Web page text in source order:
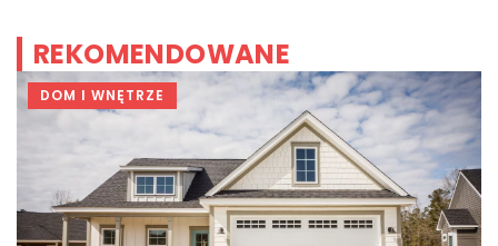
REKOMENDOWANE
DOM I WNĘTRZE